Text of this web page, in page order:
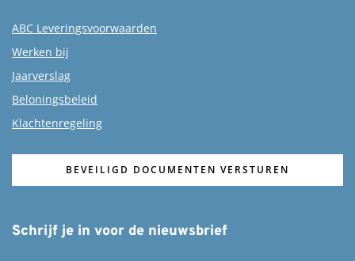
ABC Leveringsvoorwaarden
Werken bij
Jaarverslag
Beloningsbeleid
Klachtenregeling
BEVEILIGD DOCUMENTEN VERSTUREN
Schrijf je in voor de nieuwsbrief